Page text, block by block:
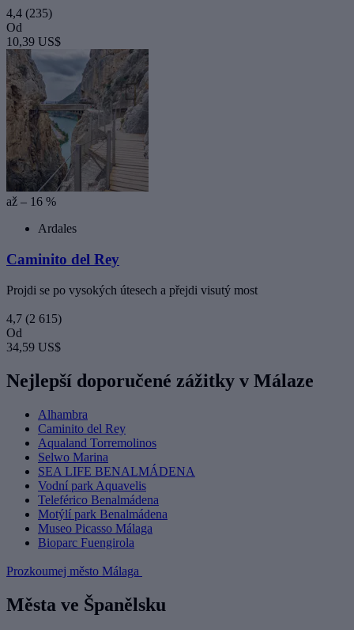
4,4 (235)
Od
10,39 US$
až – 16 %
Ardales
Caminito del Rey
Projdi se po vysokých útesech a přejdi visutý most
4,7 (2 615)
Od
34,59 US$
Nejlepší doporučené zážitky v Málaze
Alhambra
Caminito del Rey
Aqualand Torremolinos
Selwo Marina
SEA LIFE BENALMÁDENA
Vodní park Aquavelis
Teleférico Benalmádena
Motýlí park Benalmádena
Museo Picasso Málaga
Bioparc Fuengirola
Prozkoumej město Málaga
Města ve Španělsku